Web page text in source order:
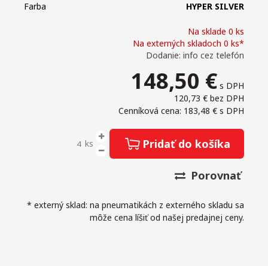
Na sklade 0 ks
Na externých skladoch 0 ks*
Dodanie: info cez telefón
148,50 € s DPH
120,73 € bez DPH
Cenníková cena: 183,48 € s DPH
ks Pridať do košíka
Porovnať
* externý sklad: na pneumatikách z externého skladu sa
môže cena líšiť od našej predajnej ceny.
Farba
HYPER SILVER